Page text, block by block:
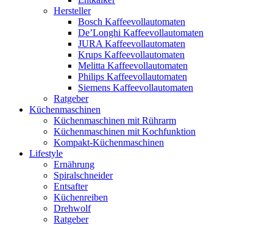
Hersteller
Bosch Kaffeevollautomaten
De’Longhi Kaffeevollautomaten
JURA Kaffeevollautomaten
Krups Kaffeevollautomaten
Melitta Kaffeevollautomaten
Philips Kaffeevollautomaten
Siemens Kaffeevollautomaten
Ratgeber
Küchenmaschinen
Küchenmaschinen mit Rührarm
Küchenmaschinen mit Kochfunktion
Kompakt-Küchenmaschinen
Lifestyle
Ernährung
Spiralschneider
Entsafter
Küchenreiben
Drehwolf
Ratgeber